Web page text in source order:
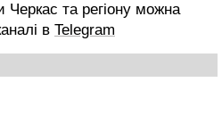
Черкас та регіону можна
в Telegram